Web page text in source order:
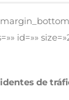
id=»»
de